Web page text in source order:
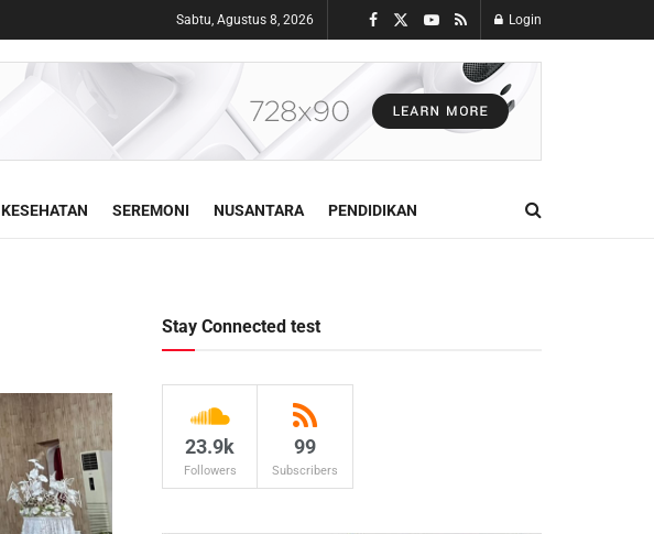
Sabtu, Agustus 8, 2026 Login
KESEHATAN SEREMONI NUSANTARA PENDIDIKAN
Stay Connected test
23.9k
Followers
99
Subscribers